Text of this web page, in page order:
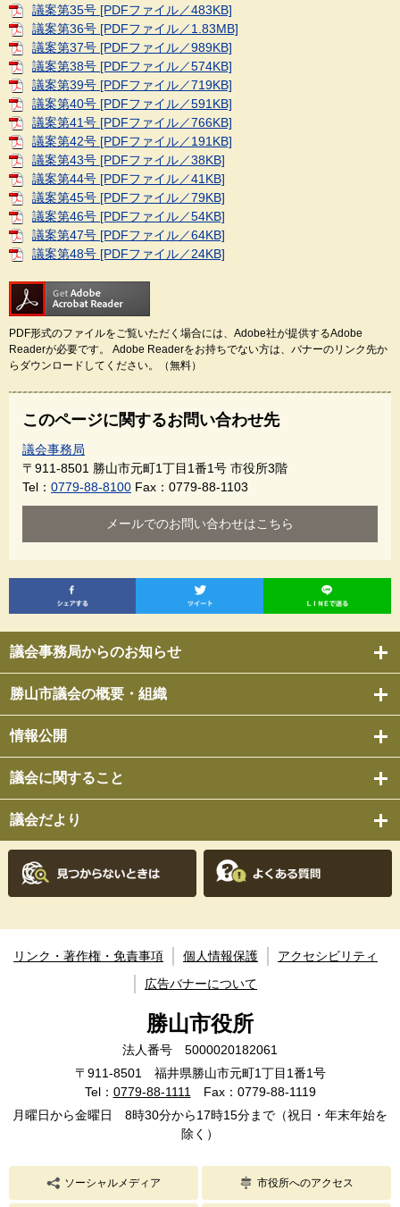
議会事務局からのお知らせ
勝山市議会の概要・組織
情報公開
議会に関すること
議会だより
議案第35号 [PDFファイル／483KB]
議案第36号 [PDFファイル／1.83MB]
議案第37号 [PDFファイル／989KB]
議案第38号 [PDFファイル／574KB]
議案第39号 [PDFファイル／719KB]
議案第40号 [PDFファイル／591KB]
議案第41号 [PDFファイル／766KB]
議案第42号 [PDFファイル／191KB]
議案第43号 [PDFファイル／38KB]
議案第44号 [PDFファイル／41KB]
議案第45号 [PDFファイル／79KB]
議案第46号 [PDFファイル／54KB]
議案第47号 [PDFファイル／64KB]
議案第48号 [PDFファイル／24KB]
PDF形式のファイルをご覧いただく場合には、Adobe社が提供するAdobe
Readerが必要です。
Adobe Readerをお持ちでない方は、バナーのリンク先か
らダウンロードしてください。（無料）
このページに関するお問い合わせ先
議会事務局
〒911-8501 勝山市元町1丁目1番1号 市役所3階
Tel： 0779-88-8100 Fax：0779-88-1103
メールでのお問い合わせはこちら
リンク・著作権・免責事項 個人情報保護
アクセシビリティ
広告バナーについて
勝山市役所
法人番号 5000020182061
〒911-8501 福井県勝山市元町1丁目1番1号
Tel： 0779-88-1111
Fax：0779-88-1119
月曜日から金曜日 8時30分から17時15分まで（祝日・年末年始を
除く）
ソーシャルメディア 市役所へのアクセス